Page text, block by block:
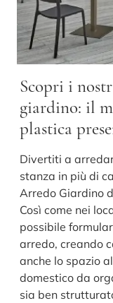
Scopri i
giardino: il
plastica
Divertiti a
stanza in più di
Arredo Giardino
Così come nei
possibile
arredo, creando
anche lo spazio
domestico da
sia ben